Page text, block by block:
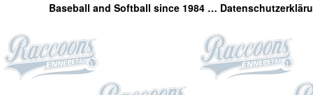
Baseball and Softball since 1984 …